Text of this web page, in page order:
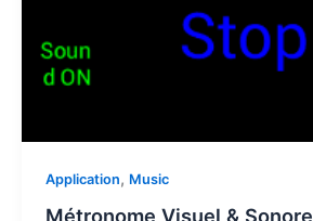
Application, Music
Métronome Visuel & Sonore